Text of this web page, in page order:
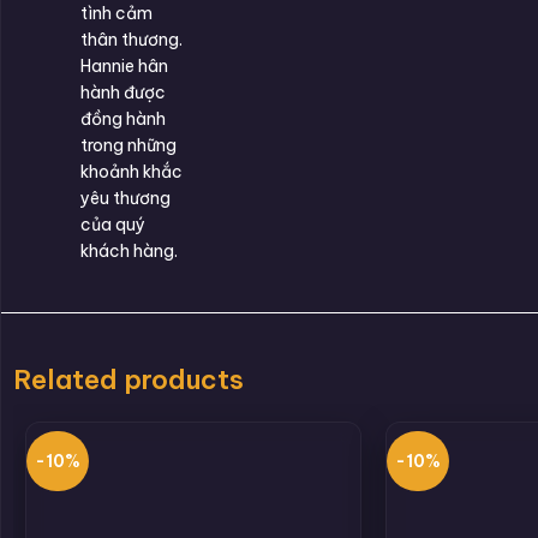
tình cảm
thân thương.
Hannie hân
hành được
đồng hành
trong những
khoảnh khắc
yêu thương
của quý
khách hàng.
Related products
-10% -10%